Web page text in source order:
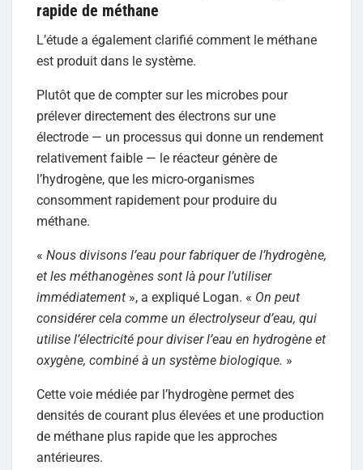
rapide de méthane
L’étude a également clarifié comment le méthane
est produit dans le système.
Plutôt que de compter sur les microbes pour
prélever directement des électrons sur une
électrode — un processus qui donne un rendement
relativement faible — le réacteur génère de
l’hydrogène, que les micro-organismes
consomment rapidement pour produire du
méthane.
« Nous divisons l’eau pour fabriquer de l’hydrogène,
et les méthanogènes sont là pour l’utiliser
immédiatement », a expliqué Logan. « On peut
considérer cela comme un électrolyseur d’eau, qui
utilise l’électricité pour diviser l’eau en hydrogène et
oxygène, combiné à un système biologique. »
Cette voie médiée par l’hydrogène permet des
densités de courant plus élevées et une production
de méthane plus rapide que les approches
antérieures.